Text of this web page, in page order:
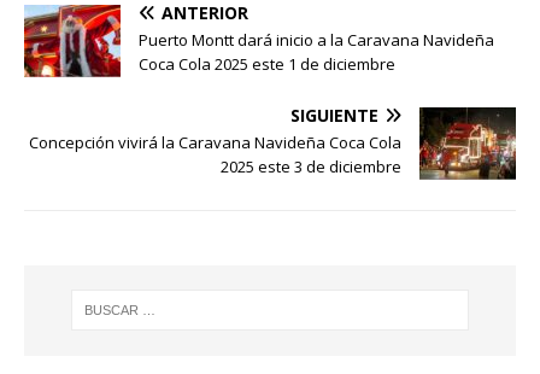
ANTERIOR
Puerto Montt dará inicio a la Caravana Navideña
Coca Cola 2025 este 1 de diciembre
SIGUIENTE
Concepción vivirá la Caravana Navideña Coca Cola
2025 este 3 de diciembre